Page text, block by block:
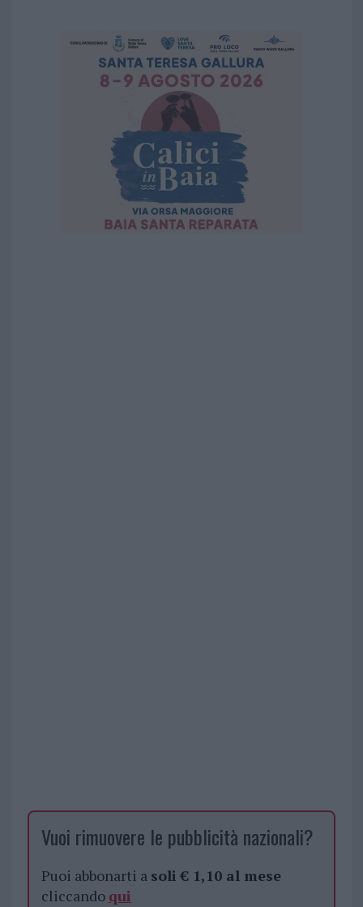
Vuoi rimuovere le pubblicità nazionali?
Puoi abbonarti a soli € 1,10 al mese
cliccando qui